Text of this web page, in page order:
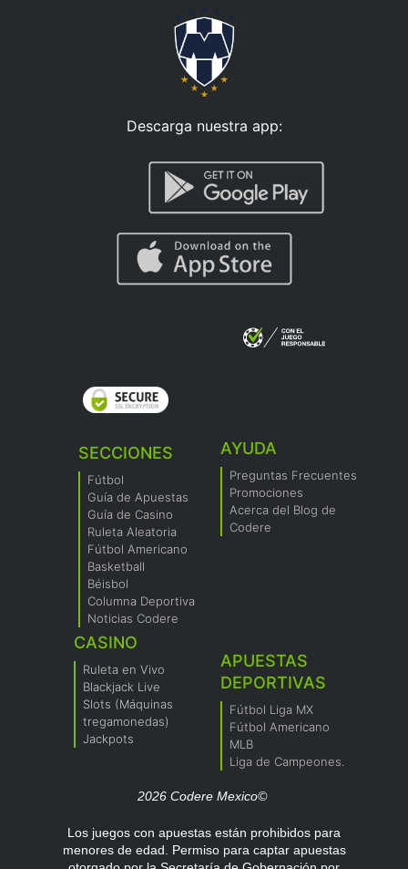
Descarga nuestra app:
SECCIONES
Fútbol
Guía de Apuestas
Guía de Casino
Ruleta Aleatoria
Fútbol Americano
Basketball
Béisbol
Columna Deportiva
Noticias Codere
AYUDA
Preguntas Frecuentes
Promociones
Acerca del Blog de
Codere
CASINO
Ruleta en Vivo
Blackjack Live
Slots (Máquinas
tregamonedas)
Jackpots
APUESTAS
DEPORTIVAS
Fútbol Liga MX
Fútbol Americano
MLB
Liga de Campeones.
2026 Codere Mexico©
Los juegos con apuestas están prohibidos para
menores de edad. Permiso para captar apuestas